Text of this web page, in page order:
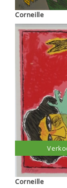
Corneille
Corneille